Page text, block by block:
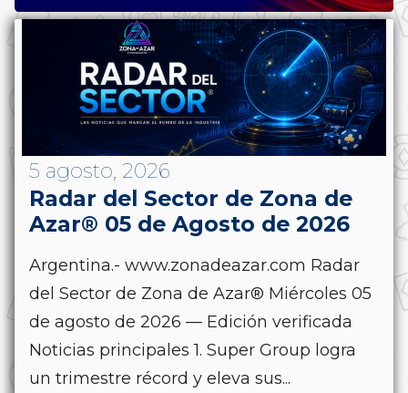
5 agosto, 2026
Radar del Sector de Zona de
Azar® 05 de Agosto de 2026
Argentina.- www.zonadeazar.com Radar
del Sector de Zona de Azar® Miércoles 05
de agosto de 2026 — Edición verificada
Noticias principales 1. Super Group logra
un trimestre récord y eleva sus...